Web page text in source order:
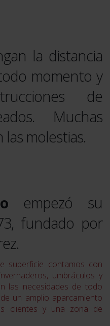
la distancia
momento y
de
Muchas
las molestias.
empezó su
fundado por
superficie contamos con
umbráculos y
las necesidades de todo
un amplio aparcamiento
clientes y una zona de